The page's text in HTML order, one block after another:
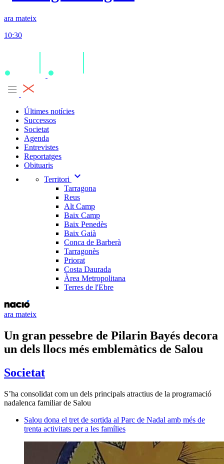
ara mateix
10:30
Últimes notícies
Successos
Societat
Agenda
Entrevistes
Reportatges
Obituaris
Territori
expand_more
Tarragona
Reus
Alt Camp
Baix Camp
Baix Penedès
Baix Gaià
Conca de Barberà
Tarragonès
Priorat
Costa Daurada
Àrea Metropolitana
Terres de l'Ebre
ara mateix
Un gran pessebre de Pilarin Bayés decora
un dels llocs més emblemàtics de Salou
Societat
S’ha consolidat com un dels principals atractius de la programació
nadalenca familiar de Salou
Salou dona el tret de sortida al Parc de Nadal amb més de
trenta activitats per a les famílies